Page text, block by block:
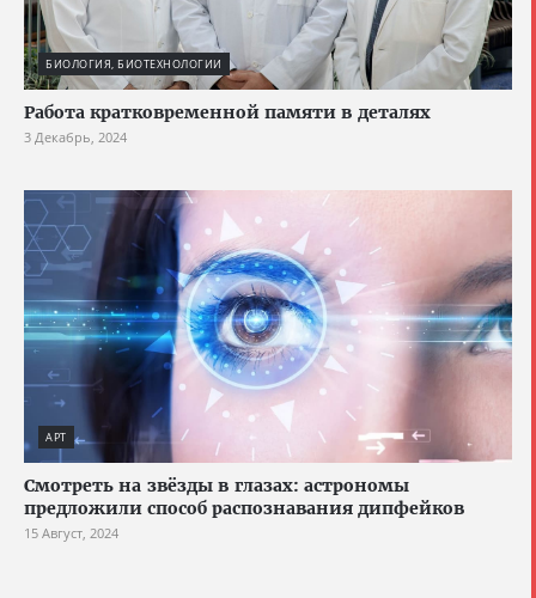
БИОЛОГИЯ, БИОТЕХНОЛОГИИ
Работа кратковременной памяти в деталях
3 Декабрь, 2024
АРТ
Смотреть на звёзды в глазах: астрономы
предложили способ распознавания дипфейков
15 Август, 2024